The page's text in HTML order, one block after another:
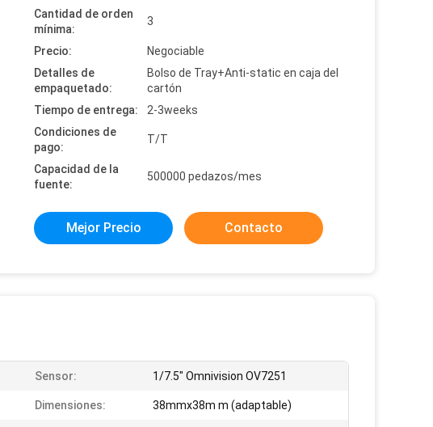
Cantidad de orden
mínima:
3
Precio:
Negociable
Detalles de
empaquetado:
Bolso de Tray+Anti-static en caja del
cartón
Tiempo de entrega:
2-3weeks
Condiciones de
pago:
T/T
Capacidad de la
fuente:
500000 pedazos/mes
Mejor Precio Contacto
Sensor: 1/7.5" Omnivision OV7251
Dimensiones: 38mmx38m m (adaptable)